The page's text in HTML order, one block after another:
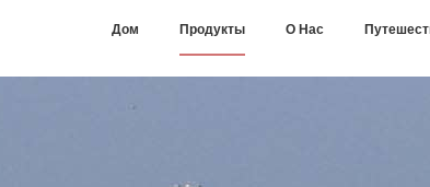
Дом Продукты О Нас